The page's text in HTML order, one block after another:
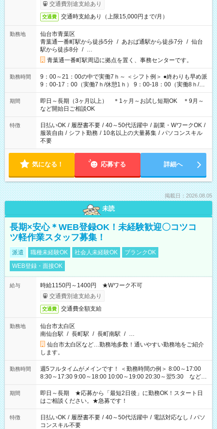
交通費別途支給あり
交通費 交通時支給あり（上限15,000円まで/月）
勤務地
仙台市青葉区
青葉通一番町駅から徒歩5分 / あおば通駅から徒歩7分 / 仙台
駅から徒歩8分 / …
青葉通一番町駅周辺に拠点を置く、事務センターです。
勤務時間
9：00～21：00の中で実働7ｈ～ ＜シフト例＞ ●終わりも早め派
9：00-17：00（実働7ｈ/休憩1ｈ） 9：00-18：00（実働8ｈ/休
憩1ｈ） 10：00-19：00（実働8ｈ/休憩1ｈ） ●朝ゆっくり派
11：00-20：00（実働8ｈ/休憩1ｈ） 12：00-20：00（実働7ｈ/
休憩1ｈ） 12：00-21：00（実働8ｈ/休憩1ｈ） 13：00-22：
00（実働8ｈ/休憩1ｈ） ＊時間帯固定OK
期間
即日～長期（3ヶ月以上） ＊1ヶ月～お試し短期OK ＊9月～
など開始日ご相談OK
特徴 日払いOK / 履歴書不要 / 40～50代活躍中 / 副業・WワークOK /
服装自由 / シフト勤務 / 10名以上の大量募集 / パソコンスキル
不要
気になる！ 応募する 詳細へ
掲載日：2026.08.05
未読
長期×安心＊WEB登録OK！未経験歓迎〇コツコ
ツ軽作業スタッフ募集！
派遣 職種未経験OK 社会人未経験OK
ブランクOK
WEB登録・面接OK
給与
時給1150円～1400円 ★Wワーク不可
交通費別途支給あり
交通費 交通費全額支給
勤務地
仙台市太白区
南仙台駅 / 長町駅 / 長町南駅 / …
仙台市太白区など…勤務地多数！通いやすい勤務地をご紹介
します。
勤務時間
週5フルタイムがメインです！ ＜勤務時間の例＞ 8:00～17:00
8:30～17:30 9:00～18:00 10:00～19:00 20:30～翌5:30 など ★
その他にも勤務時間多数！ 日勤のみ、残業なし、交替制など
ご希望を教えてください！
期間
即日～長期 ★応募から「最短2日後」に勤務OK！スタート日
はご相談ください。★急募です！
特徴 日払いOK / 履歴書不要 / 40～50代活躍中 / 電話対応なし / パソ
コンスキル不要